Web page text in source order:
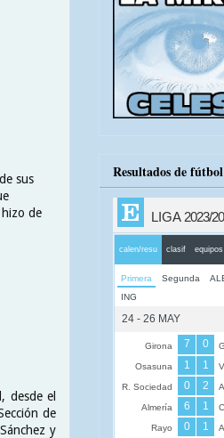
sus
de
desde el
de
y
Resultados de fútbol